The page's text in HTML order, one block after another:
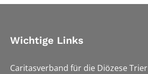
Wichtige Links
Caritasverband für die Diözese Trier